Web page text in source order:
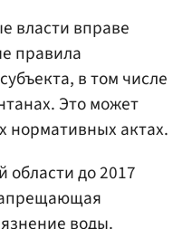
власти вправе
правила
в том числе
Это может
нормативных актах.
области до 2017
воды.